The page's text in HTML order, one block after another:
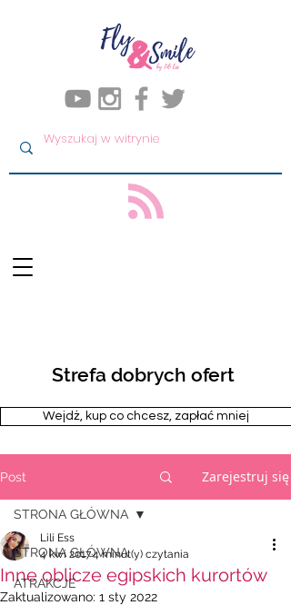
Strefa dobrych ofert
Wejdż, kup co chcesz, zapłać mniej
Post Zarejestruj się
STRONA GŁÓWNA
ATRAKCJE
STRONA GŁÓWNA
Inne oblicze egipskich kurortów
Lili Ess
4 kwi 20174 minut(y) czytania
Zaktualizowano: 1 sty 2022